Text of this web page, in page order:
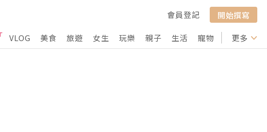
會員登記
開始撰寫
VLOG 美食 旅遊 女生 玩樂 親子 生活 寵物 行山 打卡
更多